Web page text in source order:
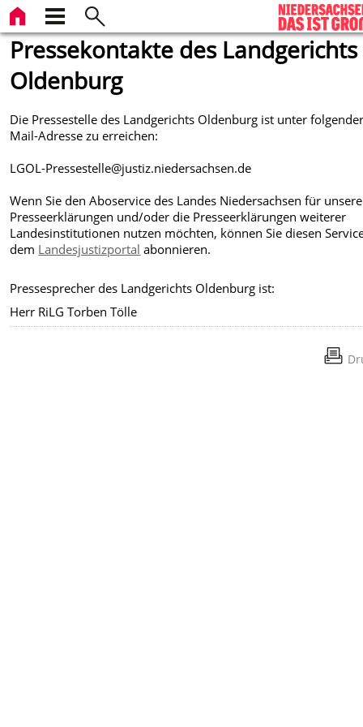
Pressekontakte des Landgerichts
Oldenburg
Die Pressestelle des Landgerichts Oldenburg ist unter
Mail-Adresse zu erreichen:
LGOL-Pressestelle@justiz.niedersachsen.de
Wenn Sie den Aboservice des Landes Niedersachsen für unsere
Presseerklärungen und/oder die Presseerklärungen weiterer
Landesinstitutionen nutzen möchten, können Sie diesen
dem Landesjustizportal abonnieren.
Pressesprecher des Landgerichts Oldenburg ist:
Herr RiLG Torben Tölle